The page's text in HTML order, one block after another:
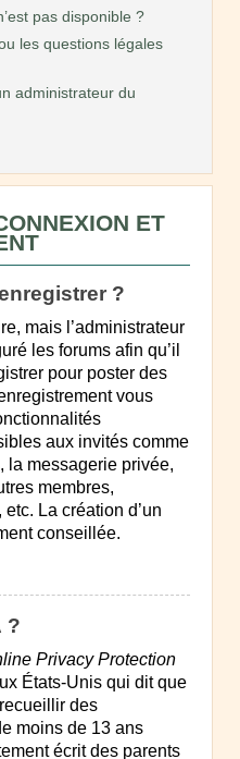
pas disponible ?
les questions légales
administrateur du
ET
?
mais l’administrateur
les forums afin qu’il
pour poster des
vous
aux invités comme
la messagerie privée,
membres,
etc. La création d’un
conseillée.
?
Privacy Protection
États-Unis qui dit que
des
moins de 13 ans
écrit des parents